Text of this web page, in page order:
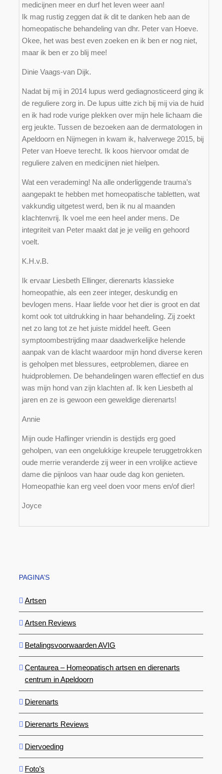
medicijnen meer en durf het leven weer aan!
Ik mag rustig zeggen dat ik dit te danken heb aan de
homeopatische behandeling van dhr. Peter van Hoeve.
Okee, het was best even zoeken en ik ben er nog niet,
maar ik ben er zo blij mee!
Dinie Vaags-van Dijk.
Nadat bij mij in 2014 lupus werd gediagnosticeerd ging ik
de reguliere zorg in. De lupus uitte zich bij mij via de huid
en ik had rode vurige plekken over mijn hele lichaam die
erg jeukte. Tussen de bezoeken aan de dermatologen in
Apeldoorn en Nijmegen in kwam ik, halverwege 2015, bij
Peter van Hoeve terecht. Ik koos hiervoor omdat de
reguliere zalven en medicijnen niet hielpen.
Wat een verademing! Na alle onderliggende trauma’s
aangepakt te hebben met homeopatische tabletten, wat
vakkundig uitgetest werd, ben ik nu al maanden
klachtenvrij. Ik voel me een heel ander mens. De
integriteit van Peter maakt dat je je veilig en gehoord
voelt.
K.H.v.B.
Ik ervaar Liesbeth Ellinger, dierenarts klassieke
homeopathie, als een zeer integer, deskundig en
bevlogen mens. Haar liefde voor het dier is groot en dat
komt ook tot uitdrukking in haar behandeling. Zij zoekt
net zo lang tot ze het juiste middel heeft. Geen
symptoombestrijding maar daadwerkelijke helende
aanpak van de klacht waardoor mijn hond diverse keren
is geholpen met blessures, eetproblemen, diaree en
huidproblemen. De behandelingen waren effectief en dus
was mijn hond van zijn klachten af. Ik ken Liesbeth al
jaren en ze is gewoon een geweldige dierenarts!
Annie
Mijn oude Haflinger vriendin is destijds erg goed
geholpen, van een ongelukkige kreupele teruggetrokken
oude merrie veranderde zij weer in een vrolijke actieve
dame die pijnloos van haar oude dag kon genieten.
Homeopathie kan erg veel doen voor mens en/of dier!
Joyce
PAGINA’S
Artsen
Artsen Reviews
Betalingsvoorwaarden AVIG
Centaurea – Homeopatisch artsen en dierenarts
centrum in Apeldoorn
Dierenarts
Dierenarts Reviews
Diervoeding
Foto’s